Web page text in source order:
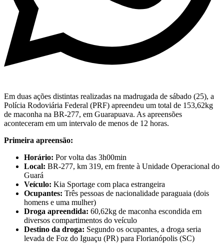
Em duas ações distintas realizadas na madrugada de sábado (25), a
Polícia Rodoviária Federal (PRF) apreendeu um total de 153,62kg
de maconha na BR-277, em Guarapuava. As apreensões
aconteceram em um intervalo de menos de 12 horas.
Primeira apreensão:
Horário: Por volta das 3h00min
Local: BR-277, km 319, em frente à Unidade Operacional do
Guará
Veículo: Kia Sportage com placa estrangeira
Ocupantes: Três pessoas de nacionalidade paraguaia (dois
homens e uma mulher)
Droga apreendida: 60,62kg de maconha escondida em
diversos compartimentos do veículo
Destino da droga: Segundo os ocupantes, a droga seria
levada de Foz do Iguaçu (PR) para Florianópolis (SC)